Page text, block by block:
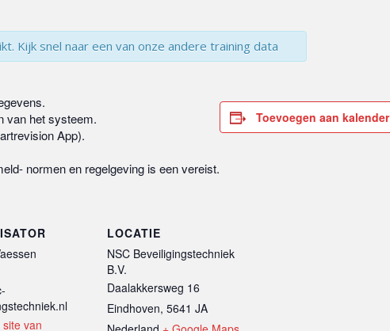
Kijk snel naar een van onze andere training data
van het systeem.
App).
normen en regelgeving is een vereist.
Toevoegen aan kalender
van
LOCATIE
NSC Beveiligingstechniek
B.V.
Daalakkersweg 16
Eindhoven, 5641 JA